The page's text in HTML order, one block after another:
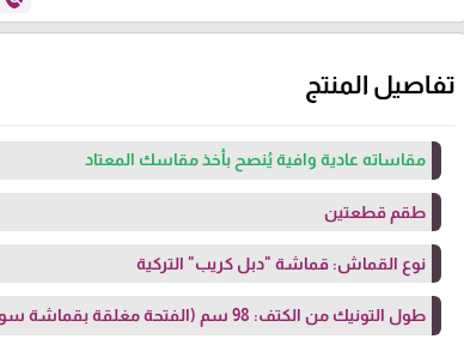
تفاصيل المنتج
مقاساته عادية وافية يُنصح بأخذ مقاسك المعتاد
طقم قطعتين
نوع القماش: قماشة "دبل كريب" التركية
طول التونيك من الكتف: 98 سم (الفتحة مغلقة بقماشة سوداء)